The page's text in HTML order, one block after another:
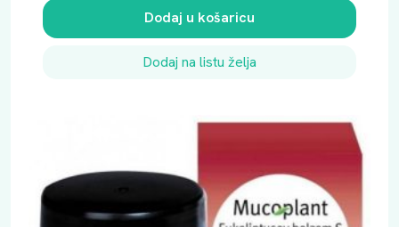
Dodaj u košaricu
Dodaj na listu želja